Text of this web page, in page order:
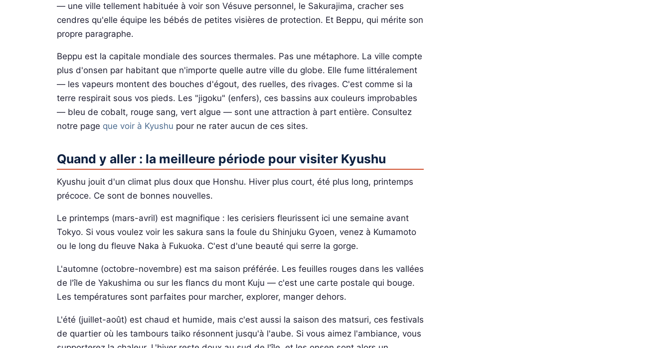
— une ville tellement habituée à voir son Vésuve personnel, le Sakurajima, cracher ses
cendres qu'elle équipe les bébés de petites visières de protection. Et Beppu, qui mérite son
propre paragraphe.
Beppu est la capitale mondiale des sources thermales. Pas une métaphore. La ville compte
plus d'onsen par habitant que n'importe quelle autre ville du globe. Elle fume littéralement
— les vapeurs montent des bouches d'égout, des ruelles, des rivages. C'est comme si la
terre respirait sous vos pieds. Les "jigoku" (enfers), ces bassins aux couleurs improbables
— bleu de cobalt, rouge sang, vert algue — sont une attraction à part entière. Consultez
notre page que voir à Kyushu pour ne rater aucun de ces sites.
Quand y aller : la meilleure période pour visiter Kyushu
Kyushu jouit d'un climat plus doux que Honshu. Hiver plus court, été plus long, printemps
précoce. Ce sont de bonnes nouvelles.
Le printemps (mars-avril) est magnifique : les cerisiers fleurissent ici une semaine avant
Tokyo. Si vous voulez voir les sakura sans la foule du Shinjuku Gyoen, venez à Kumamoto
ou le long du fleuve Naka à Fukuoka. C'est d'une beauté qui serre la gorge.
L'automne (octobre-novembre) est ma saison préférée. Les feuilles rouges dans les vallées
de l'île de Yakushima ou sur les flancs du mont Kuju — c'est une carte postale qui bouge.
Les températures sont parfaites pour marcher, explorer, manger dehors.
L'été (juillet-août) est chaud et humide, mais c'est aussi la saison des matsuri, ces festivals
de quartier où les tambours taiko résonnent jusqu'à l'aube. Si vous aimez l'ambiance, vous